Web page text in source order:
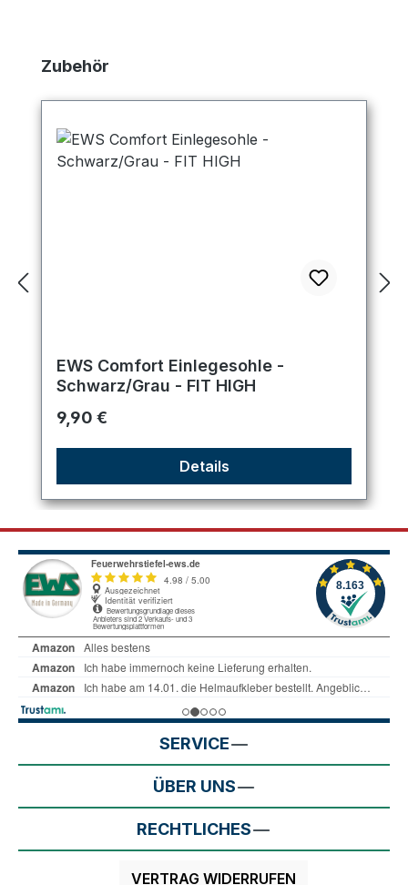
Produktgalerie überspringen
Zubehör
EWS Comfort Einlegesohle -
Schwarz/Grau - FIT HIGH
Regulärer Preis:
9,90 €
Details
SERVICE
ÜBER UNS
RECHTLICHES
VERTRAG WIDERRUFEN